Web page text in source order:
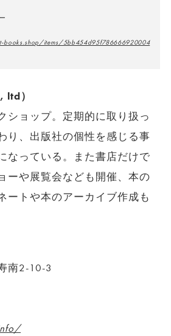
books.shop/items/5bb454d95f786666920004
ltd）
ショップ。定期的に取り扱っ
り、出版社の個性を感じる事
なっている。また書店だけで
ーや展覧会なども開催、本の
ートや本のアーカイブ作成も
南2-10-3